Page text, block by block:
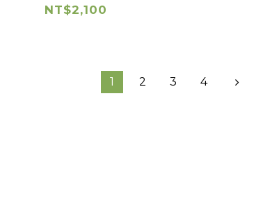
成果】
NT$2,100
1 2 3 4